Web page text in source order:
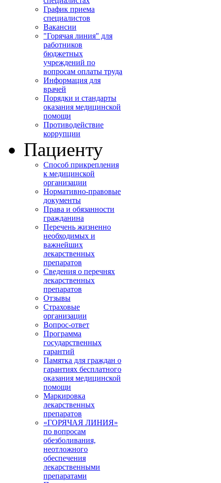
График приема
специалистов
Вакансии
"Горячая линия" для
работников
бюджетных
учреждений по
вопросам оплаты труда
Информация для
врачей
Порядки и стандарты
оказания медицинской
помощи
Противодействие
коррупции
Пациенту
Способ прикрепления
к медицинской
организации
Нормативно-правовые
документы
Права и обязанности
гражданина
Перечень жизненно
необходимых и
важнейших
лекарственных
препаратов
Сведения о перечнях
лекарственных
препаратов
Отзывы
Страховые
организации
Вопрос-ответ
Программа
государственных
гарантий
Памятка для граждан о
гарантиях бесплатного
оказания медицинской
помощи
Маркировка
лекарственных
препаратов
«ГОРЯЧАЯ ЛИНИЯ»
по вопросам
обезболивания,
неотложного
обеспечения
лекарственными
препаратами